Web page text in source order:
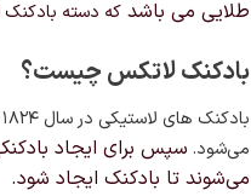
طلایی می باشدکه دسته بادکنک
بادکنک لاتکس چیست؟
بادکنک های لاستیکی در سال ۱۸۲۴
می‌شود. سپس برای ایجاد
می‌شوند تا بادکنک ایجاد شود.